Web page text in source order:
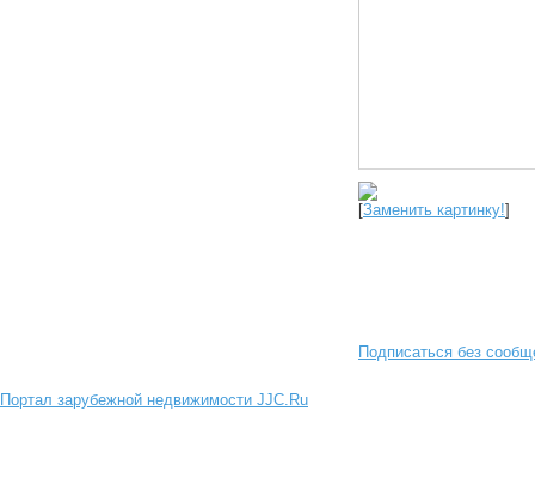
[Заменить картинку!]
Подписаться без
Портал зарубежной недвижимости JJC.Ru